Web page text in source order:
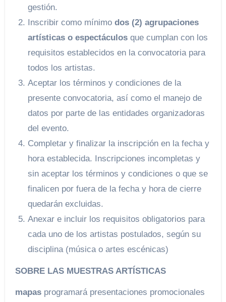
gestión.
Inscribir como mínimodos (2) agrupaciones
artísticas o espectáculosque cumplan con los
requisitos establecidos en la convocatoria para
todos los artistas.
Aceptar los términos y condiciones de la
presente convocatoria, así como el manejo de
datos por parte de las entidades organizadoras
del evento.
Completar y finalizar la inscripción en la fecha y
hora establecida. Inscripciones incompletas y
sin aceptar los términos y condiciones o que se
finalicen por fuera de la fecha y hora de cierre
quedarán excluidas.
Anexar e incluir los requisitos obligatorios para
cada uno de los artistas postulados, según su
disciplina (música o artes escénicas)
SOBRE LAS MUESTRAS ARTÍSTICAS
mapas programará presentaciones promocionales